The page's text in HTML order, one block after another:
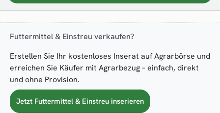
Futtermittel & Einstreu verkaufen?
Erstellen Sie Ihr kostenloses Inserat auf Agrarbörse und
erreichen Sie Käufer mit Agrarbezug – einfach, direkt
und ohne Provision.
Jetzt Futtermittel & Einstreu inserieren